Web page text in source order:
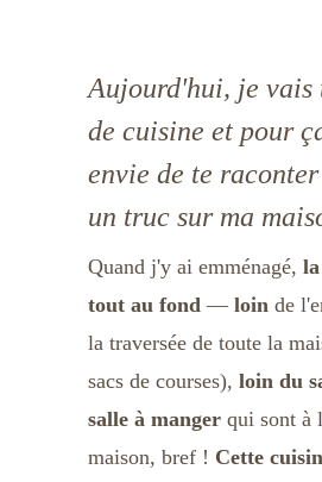
Aujourd'hui, je vais
de cuisine et pour
envie de te
un truc sur ma
Quand j'y ai emménagé,
tout au fond — loin de
la traversée de toute la
sacs de courses), loin du
salle à manger qui sont à
maison, bref ! Cette